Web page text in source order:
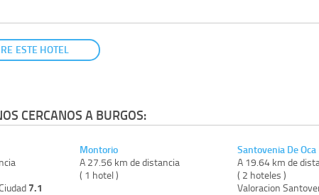
ESTE HOTEL
CERCANOS A BURGOS:
7.1
Montorio
A 27.56 km de distancia
( 1 hotel )
Santovenia De Oca
A 19.64 km de
( 2 hoteles )
Valoracion